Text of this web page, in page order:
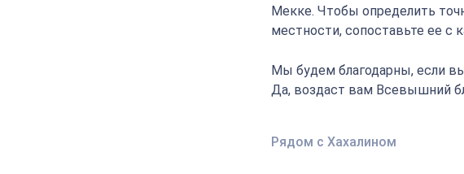
Мекке. Чтобы определить
местности, сопоставьте ее с
Мы будем благодарны, если
Да, воздаст вам Всевышний
Рядом с Хахалином